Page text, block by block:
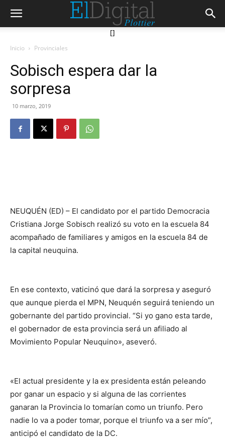
[]
Inicio Provinciales
Sobisch espera dar la
sorpresa
10 marzo, 2019
NEUQUÉN (ED) – El candidato por el partido Democracia
Cristiana Jorge Sobisch realizó su voto en la escuela 84
acompañado de familiares y amigos en la escuela 84 de
la capital neuquina.
En ese contexto, vaticinó que dará la sorpresa y aseguró
que aunque pierda el MPN, Neuquén seguirá teniendo un
gobernante del partido provincial. “Si yo gano esta tarde,
el gobernador de esta provincia será un afiliado al
Movimiento Popular Neuquino», aseveró.
«El actual presidente y la ex presidenta están peleando
por ganar un espacio y si alguna de las corrientes
ganaran la Provincia lo tomarían como un triunfo. Pero
nadie lo va a poder tomar, porque el triunfo va a ser mío”,
anticipó el candidato de la DC.